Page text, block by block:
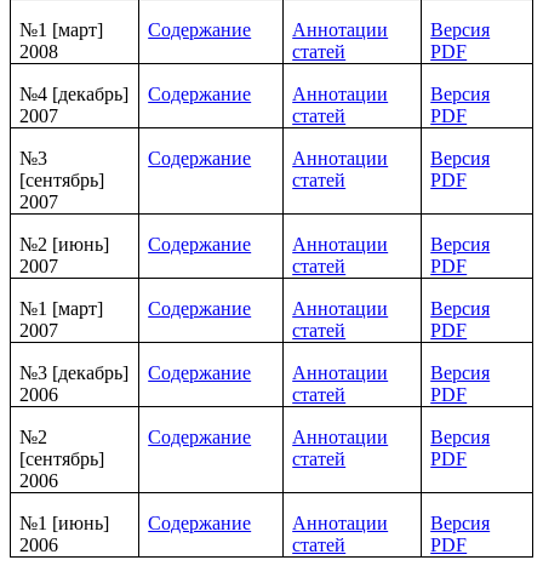
№1 [март]
2008
Содержание
Аннотации
статей
Версия
PDF
№4 [декабрь]
2007
Содержание
Аннотации
статей
Версия
PDF
№3
[сентябрь]
2007
Содержание
Аннотации
статей
Версия
PDF
№2 [июнь]
2007
Содержание
Аннотации
статей
Версия
PDF
№1 [март]
2007
Содержание
Аннотации
статей
Версия
PDF
№3 [декабрь]
2006
Содержание
Аннотации
статей
Версия
PDF
№2
[сентябрь]
2006
Содержание
Аннотации
статей
Версия
PDF
№1 [июнь]
2006
Содержание
Аннотации
статей
Версия
PDF